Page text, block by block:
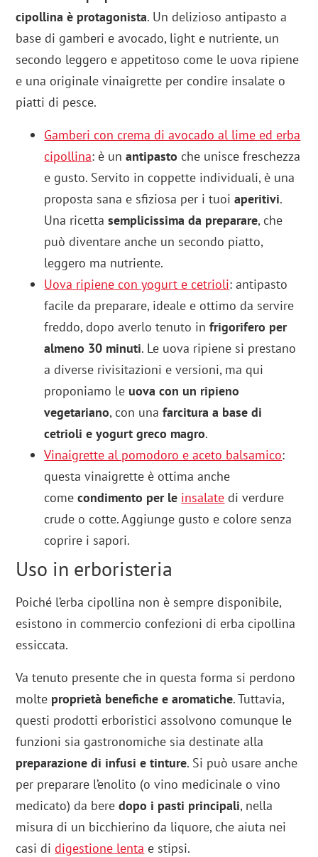
cipollina è protagonista. Un delizioso antipasto a
base di gamberi e avocado, light e nutriente, un
secondo leggero e appetitoso come le uova ripiene
e una originale vinaigrette per condire insalate o
piatti di pesce.
Gamberi con crema di avocado al lime ed erba
cipollina: è unantipasto che unisce freschezza
e gusto. Servito in coppette individuali, è una
proposta sana e sfiziosa per i tuoiaperitivi.
Una ricettasemplicissima da preparare, che
può diventare anche un secondo piatto,
leggero ma nutriente.
Uova ripiene con yogurt e cetrioli: antipasto
facile da preparare, ideale e ottimo da servire
freddo, dopo averlo tenuto infrigorifero per
almeno 30 minuti. Le uova ripiene si prestano
a diverse rivisitazioni e versioni, ma qui
proponiamo le uova con un ripieno
vegetariano, con unafarcitura a base di
cetrioli e yogurt greco magro.
Vinaigrette al pomodoro e aceto balsamico:
questa vinaigrette è ottima anche
comecondimento per le insalate di verdure
crude o cotte. Aggiunge gusto e colore senza
coprire i sapori.
Uso in erboristeria
Poiché l’erba cipollina non è sempre disponibile,
esistono in commercio confezioni di erba cipollina
essiccata.
Va tenuto presente che in questa forma si perdono
molte proprietà benefiche e aromatiche. Tuttavia,
questi prodotti erboristici assolvono comunque le
funzioni sia gastronomiche sia destinate alla
preparazione di infusi e tinture. Si può usare anche
per preparare l’enolito (o vino medicinale o vino
medicato) da beredopo i pasti principali, nella
misura di un bicchierino da liquore, che aiuta nei
casi didigestione lenta e stipsi.